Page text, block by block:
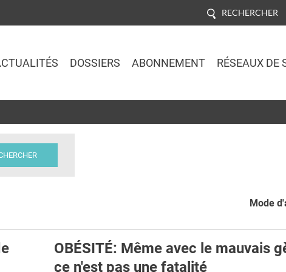
RECHERCHER
DOSSIERS ABONNEMENT RÉSEAUX DE
Mode
OBÉSITÉ: Même avec le mauvais
ce n'est pas une fatalité